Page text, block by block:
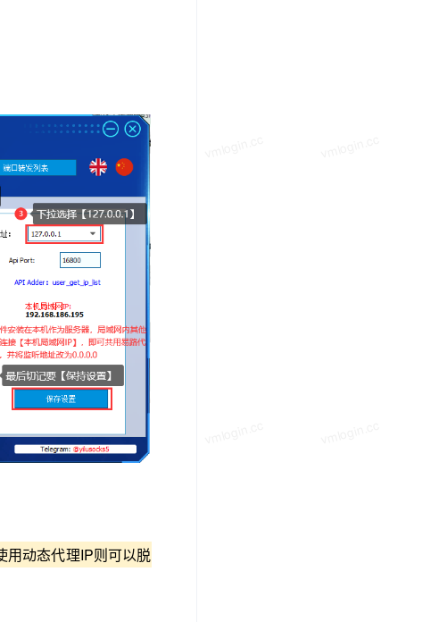
用动态代理IP则可以脱
vmlogin.cc
vmlogin.cc